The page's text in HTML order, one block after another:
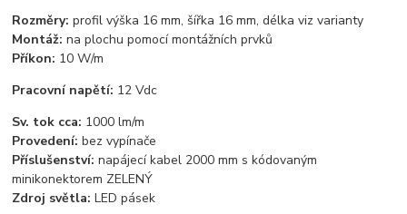
Rozměry: profil výška 16 mm, šířka 16 mm, délka viz varianty
Montáž:na plochu pomocí montážních prvků
Příkon: 10 W/m
Pracovní napětí: 12 Vdc
Sv. tok cca: 1000 lm/m
Provedení:bez vypínače
Příslušenství:napájecí kabel 2000 mm s kódovaným
minikonektorem ZELENÝ
Zdroj světla:LED pásek